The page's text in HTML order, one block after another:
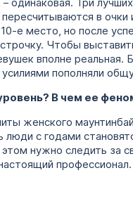
Три лучших
в
е место, но после
Чтобы
вполне реальная.
пополняли
В чем ее
женского
с годами
нужно следить за
профессионал.